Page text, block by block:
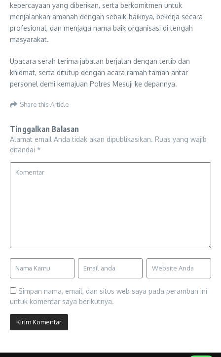
kepercayaan yang diberikan, serta berkomitmen untuk
menjalankan amanah dengan sebaik-baiknya, bekerja secara
profesional, dan menjaga nama baik organisasi di tengah
masyarakat.
Upacara serah terima jabatan berjalan dengan tertib dan
khidmat, serta ditutup dengan acara ramah tamah antar
personel demi kemajuan Polres Mesuji ke depannya.
Share this Article
Tinggalkan Balasan
Alamat email Anda tidak akan dipublikasikan. Ruas yang wajib
ditandai *
Simpan nama, email, dan situs web saya pada peramban ini
untuk komentar saya berikutnya.